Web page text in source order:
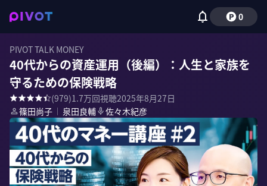
0
PIVOT TALK MONEY
40代からの資産運用（後編）：人生と家族を
守るための保険戦略
(979)1.7万回視聴2025年8月27日
篠田尚子 ｜ 泉田良輔 佐々木紀彦